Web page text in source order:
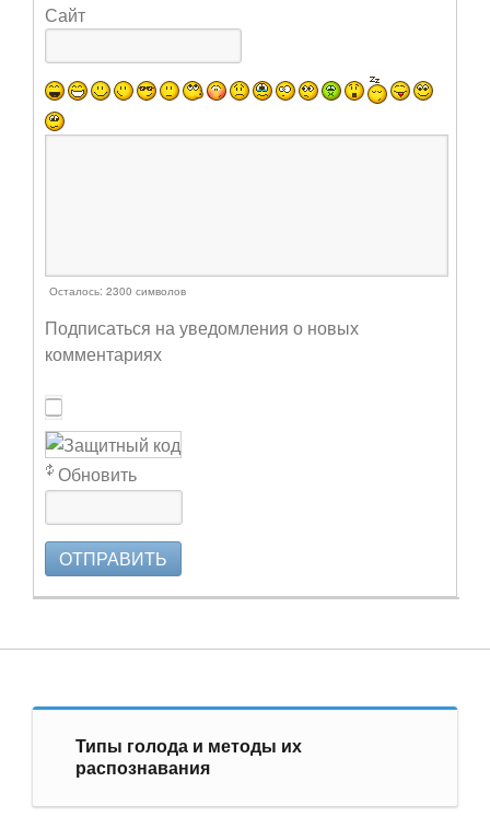
Сайт
Осталось: 2300 символов
Подписаться на уведомления о новых
комментариях
Обновить
ОТПРАВИТЬ
Типы голода и методы их
распознавания